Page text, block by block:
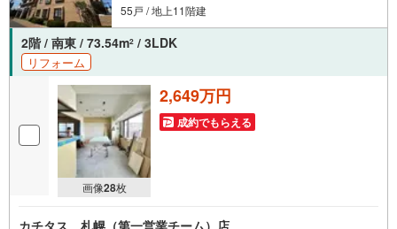
55戸 / 地上11階建
2階 / 南東 / 73.54m2 / 3LDK
リフォーム
画像28枚
2,649万円
成約でもらえる
カチタス 札幌（第一営業チーム）店